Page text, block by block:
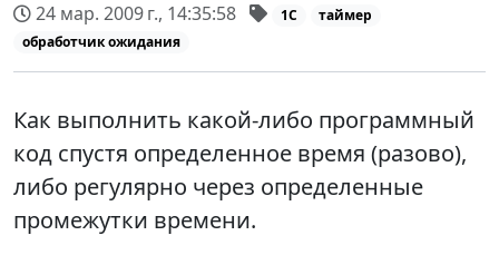
24 мар. 2009 г., 14:35:58 1С
таймер
обработчик ожидания
Как выполнить какой-либо программный
код спустя определенное время (разово),
либо регулярно через определенные
промежутки времени.